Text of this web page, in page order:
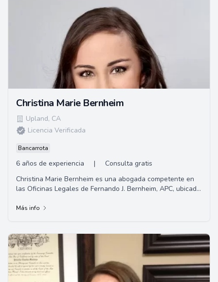
Christina Marie Bernheim
Upland, CA
Licencia Verificada
Bancarrota
6 años de experiencia |
Consulta gratis
Christina Marie Bernheim es una abogada competente en
las Oficinas Legales de Fernando J. Bernheim, APC, ubicada
Más info